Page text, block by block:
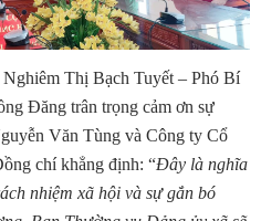
Thị Bạch Tuyết – Phó Bí
Đăng trân trọng cảm ơn sự
Văn Tùng và Công ty Cổ
chí khẳng định: “Đây là nghĩa
nhiệm xã hội và sự gắn bó